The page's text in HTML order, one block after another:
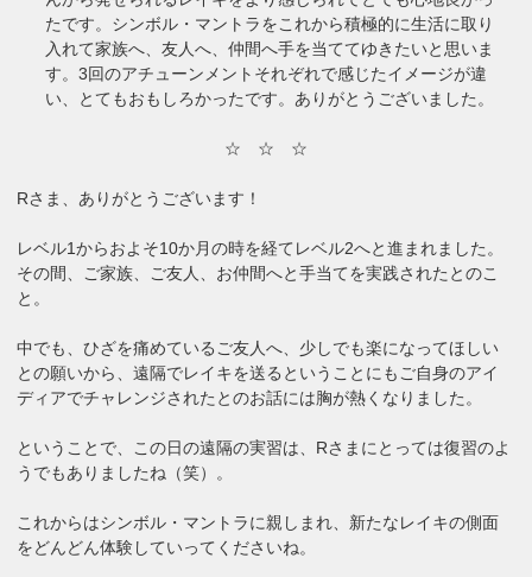
たです。シンボル・マントラをこれから積極的に生活に取り
入れて家族へ、友人へ、仲間へ手を当ててゆきたいと思いま
す。3回のアチューンメントそれぞれで感じたイメージが違
い、とてもおもしろかったです。ありがとうございました。
☆ ☆ ☆
Rさま、ありがとうございます！
レベル1からおよそ10か月の時を経てレベル2へと進まれました。
その間、ご家族、ご友人、お仲間へと手当てを実践されたとのこ
と。
中でも、ひざを痛めているご友人へ、少しでも楽になってほしい
との願いから、遠隔でレイキを送るということにもご自身のアイ
ディアでチャレンジされたとのお話には胸が熱くなりました。
ということで、この日の遠隔の実習は、Rさまにとっては復習のよ
うでもありましたね（笑）。
これからはシンボル・マントラに親しまれ、新たなレイキの側面
をどんどん体験していってくださいね。